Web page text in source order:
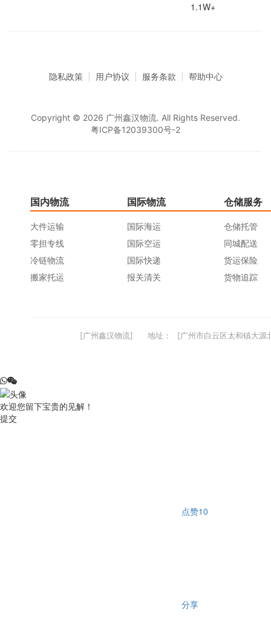
1.1W+
隐私政策 用户协议 服务条款 帮助中心
Copyright © 2026 广州鑫汉物流. All Rights Reserved.
粤ICP备12039300号-2
国内物流
大件运输
零担专线
冷链物流
搬家托运
国际物流
国际海运
国际空运
国际快递
报关清关
仓储服务
仓储托管
同城配送
货运保险
货物追踪
[广州鑫汉物流] 地址： [广州市白云区太和镇大源
欢迎您留下宝贵的见解！
提交
点赞10
分享